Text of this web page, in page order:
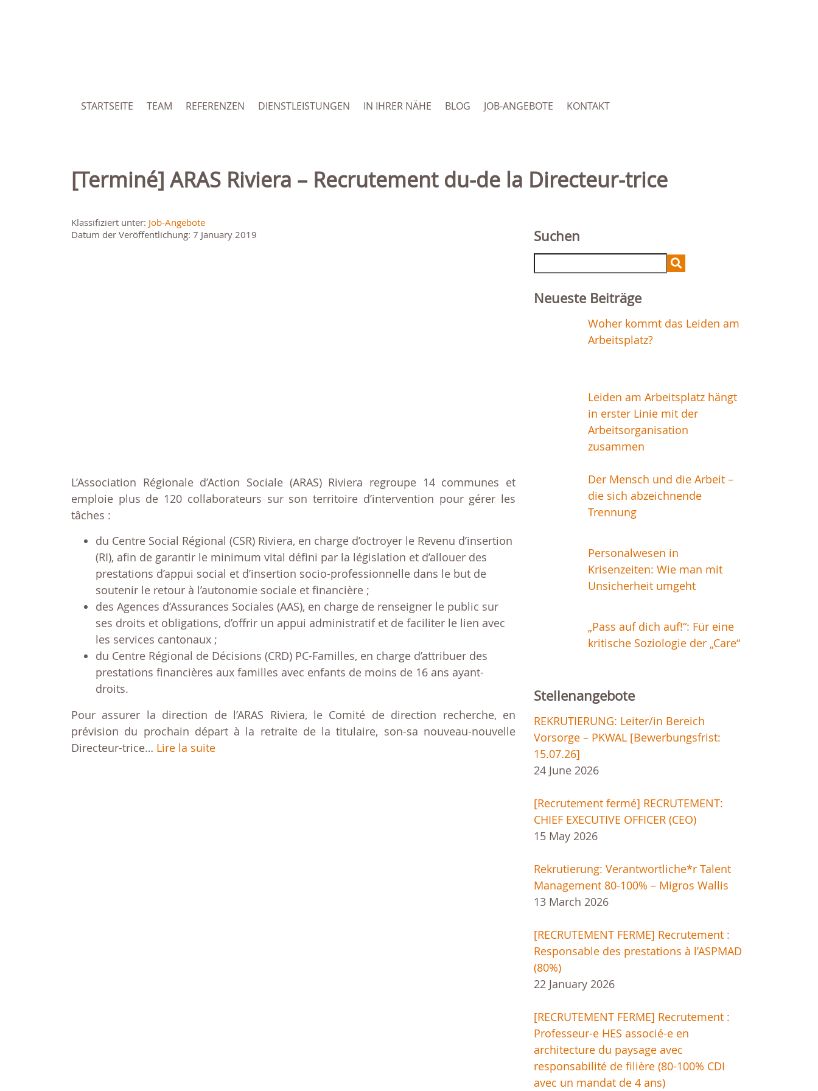
STARTSEITE TEAM REFERENZEN DIENSTLEISTUNGEN IN IHRER NÄHE BLOG JOB-ANGEBOTE KONTAKT
[Terminé] ARAS Riviera – Recrutement du-de la Directeur-trice
Klassifiziert unter: Job-Angebote
Datum der Veröffentlichung: 7 January 2019
L’Association Régionale d’Action Sociale (ARAS) Riviera regroupe 14 communes et
emploie plus de 120 collaborateurs sur son territoire d’intervention pour gérer les
tâches :
du Centre Social Régional (CSR) Riviera, en charge d’octroyer le Revenu d’insertion
(RI), afin de garantir le minimum vital défini par la législation et d’allouer des
prestations d’appui social et d’insertion socio-professionnelle dans le but de
soutenir le retour à l’autonomie sociale et financière ;
des Agences d’Assurances Sociales (AAS), en charge de renseigner le public sur
ses droits et obligations, d’offrir un appui administratif et de faciliter le lien avec
les services cantonaux ;
du Centre Régional de Décisions (CRD) PC-Familles, en charge d’attribuer des
prestations financières aux familles avec enfants de moins de 16 ans ayant-
droits.
Pour assurer la direction de l’ARAS Riviera, le Comité de direction recherche, en
prévision du prochain départ à la retraite de la titulaire, son-sa nouveau-nouvelle
Directeur-trice… Lire la suite
Suchen
for:
Neueste Beiträge
Woher kommt das Leiden am
Arbeitsplatz?
Leiden am Arbeitsplatz hängt
in erster Linie mit der
Arbeitsorganisation
zusammen
Der Mensch und die Arbeit –
die sich abzeichnende
Trennung
Personalwesen in
Krisenzeiten: Wie man mit
Unsicherheit umgeht
„Pass auf dich auf!“: Für eine
kritische Soziologie der „Care“
Stellenangebote
REKRUTIERUNG: Leiter/in Bereich
Vorsorge – PKWAL [Bewerbungsfrist:
15.07.26]
24 June 2026
[Recrutement fermé] RECRUTEMENT:
CHIEF EXECUTIVE OFFICER (CEO)
15 May 2026
Rekrutierung: Verantwortliche*r Talent
Management 80-100% – Migros Wallis
13 March 2026
[RECRUTEMENT FERME] Recrutement :
Responsable des prestations à l’ASPMAD
(80%)
22 January 2026
[RECRUTEMENT FERME] Recrutement :
Professeur-e HES associé-e en
architecture du paysage avec
responsabilité de filière (80-100% CDI
avec un mandat de 4 ans)